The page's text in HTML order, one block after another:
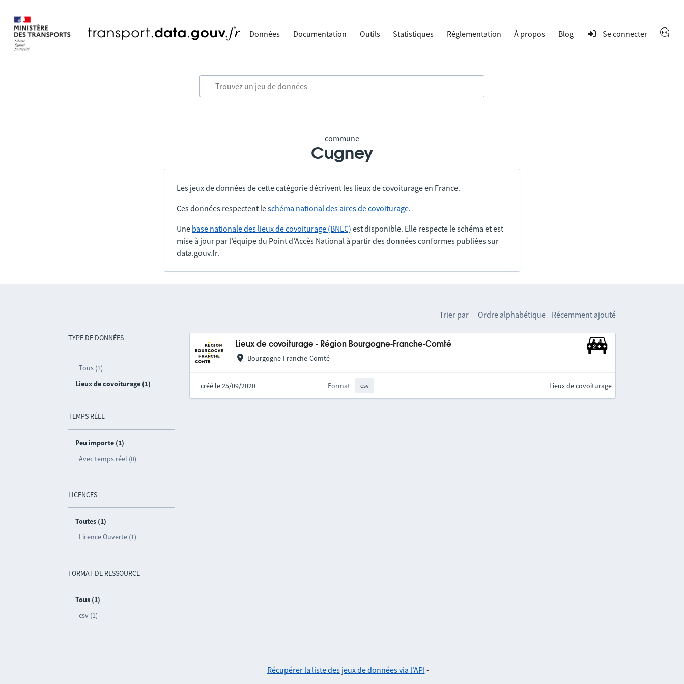
Données Documentation Outils Statistiques Réglementation À propos Blog Se connecter
commune
Cugney
Les jeux de données de cette catégorie décrivent les lieux de covoiturage en France.
Ces données respectent leschéma national des aires de covoiturage.
Une base nationale des lieux de covoiturage (BNLC) est disponible. Elle respecte le schéma et est
mise à jour par l’équipe du Point d’Accès National à partir des données conformes publiées sur
data.gouv.fr.
TYPE DE DONNÉES
Tous (1)
Lieux de covoiturage (1)
TEMPS RÉEL
Peu importe (1)
Avec temps réel (0)
LICENCES
Toutes (1)
Licence Ouverte (1)
FORMAT DE RESSOURCE
Tous (1)
csv (1)
Trier par Ordre alphabétique Récemment ajouté
Lieux de covoiturage - Région Bourgogne-Franche-Comté
Bourgogne-Franche-Comté
créé le 25/09/2020 Format csv Lieux de covoiturage
Récupérer la liste des jeux de données via l'API -